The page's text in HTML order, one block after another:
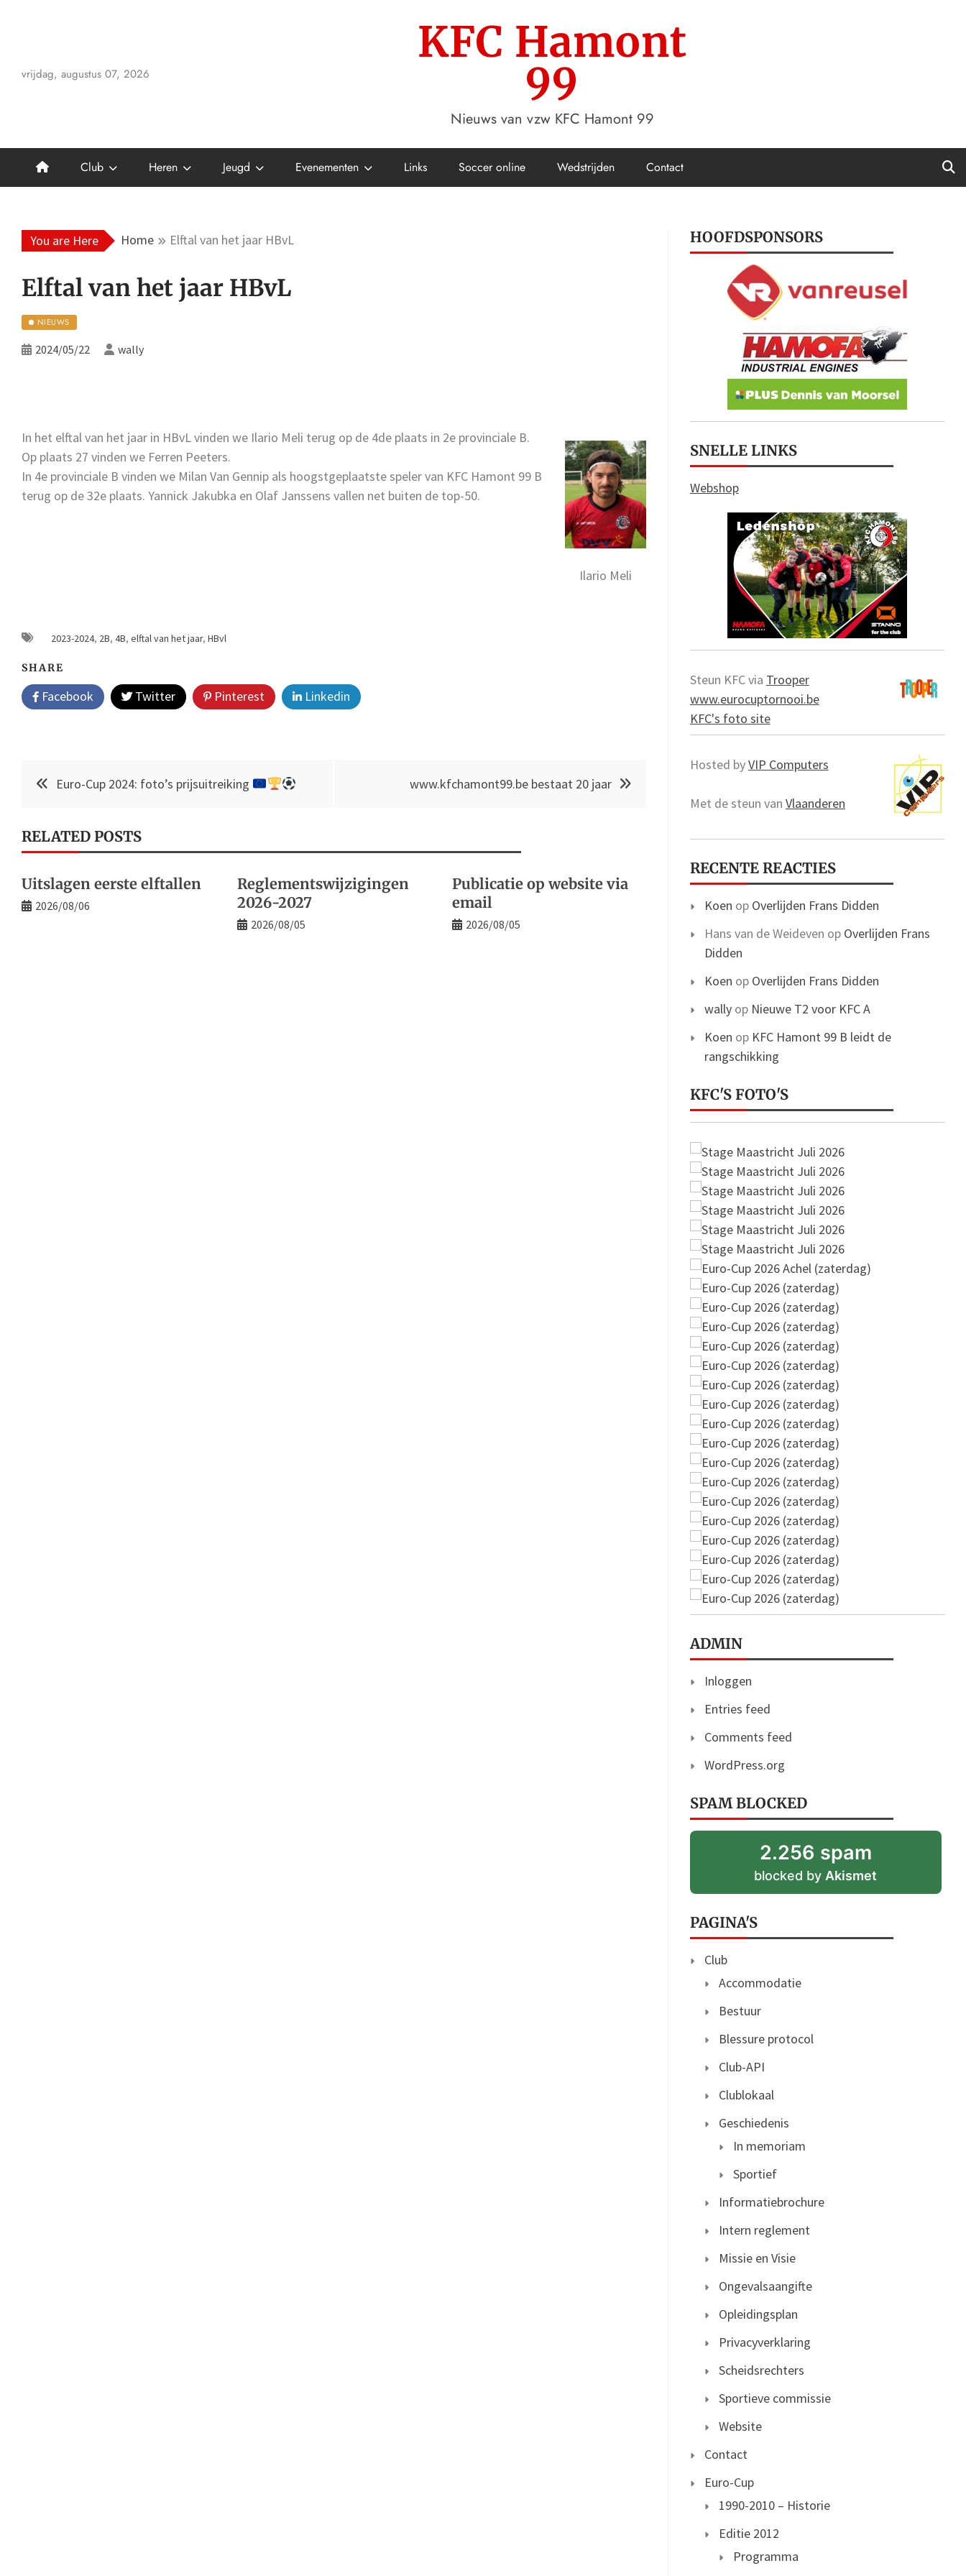
vrijdag, augustus 07, 2026
KFC Hamont
99
Nieuws van vzw KFC Hamont 99
Club Heren Jeugd Evenementen Links Soccer online Wedstrijden Contact
You are Here Home Elftal van het jaar HBvL
Elftal van het jaar HBvL
NIEUWS
2024/05/22 wally
Ilario Meli
In het elftal van het jaar in HBvL vinden we Ilario Meli terug op de 4de plaats in 2e provinciale B.
Op plaats 27 vinden we Ferren Peeters.
In 4e provinciale B vinden we Milan Van Gennip als hoogstgeplaatste speler van KFC Hamont 99 B
terug op de 32e plaats. Yannick Jakubka en Olaf Janssens vallen net buiten de top-50.
2023-2024, 2B, 4B, elftal van het jaar, HBvl
SHARE
Facebook Twitter Pinterest Linkedin
Post Euro-Cup 2024: foto’s prijsuitreiking www.kfchamont99.be bestaat 20 jaar
RELATED POSTS
Uitslagen eerste elftallen
2026/08/06
Reglementswijzigingen
2026-2027
2026/08/05
Publicatie op website via
email
2026/08/05
HOOFDSPONSORS
SNELLE LINKS
Webshop
Steun KFC via Trooper
www.eurocuptornooi.be
KFC's foto site
Hosted byVIP Computers
Met de steun van Vlaanderen
RECENTE REACTIES
Koen op Overlijden Frans Didden
Hans van de Weideven op Overlijden Frans
Didden
Koen op Overlijden Frans Didden
wallyop Nieuwe T2 voor KFC A
Koen op KFC Hamont 99 B leidt de
rangschikking
KFC'S FOTO'S
ADMIN
Inloggen
Entries feed
Comments feed
WordPress.org
SPAM BLOCKED
2.256 spam
blocked byAkismet
PAGINA'S
Club
Accommodatie
Bestuur
Blessure protocol
Club-API
Clublokaal
Geschiedenis
In memoriam
Sportief
Informatiebrochure
Intern reglement
Missie en Visie
Ongevalsaangifte
Opleidingsplan
Privacyverklaring
Scheidsrechters
Sportieve commissie
Website
Contact
Euro-Cup
1990-2010 – Historie
Editie 2012
Programma